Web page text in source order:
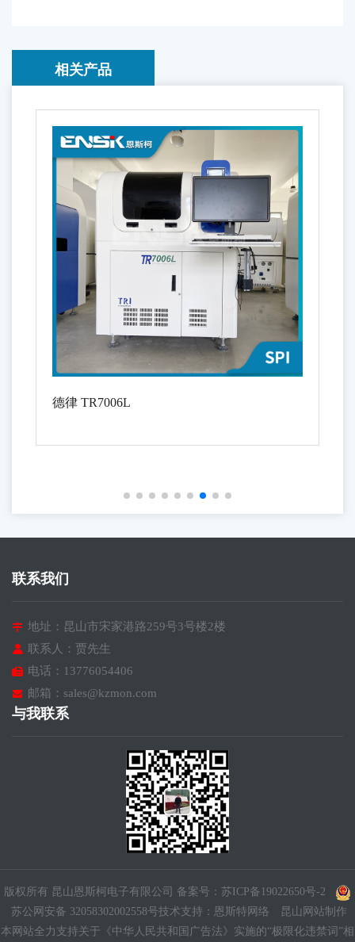
相关产品
德律 TR7006L
联系我们
地址：昆山市宋家港路259号3号楼2楼
联系人：贾先生
电话：13776054406
邮箱：sales@kzmon.com
与我联系
版权所有 昆山恩斯柯电子有限公司 备案号：苏ICP备19022650号-2
苏公网安备 32058302002558号技术支持： 恩斯特网络
昆山网站制作
本网站全力支持关于《中华人民共和国广告法》实施的“极限化违禁词”相